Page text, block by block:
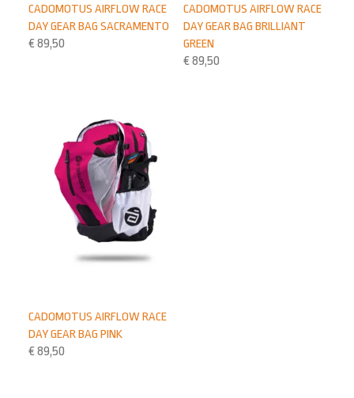
CADOMOTUS AIRFLOW RACE
DAY GEAR BAG BRILLIANT
GREEN
€ 89,50
CADOMOTUS AIRFLOW RACE
DAY GEAR BAG SACRAMENTO
€ 89,50
CADOMOTUS AIRFLOW RACE
DAY GEAR BAG PINK
€ 89,50